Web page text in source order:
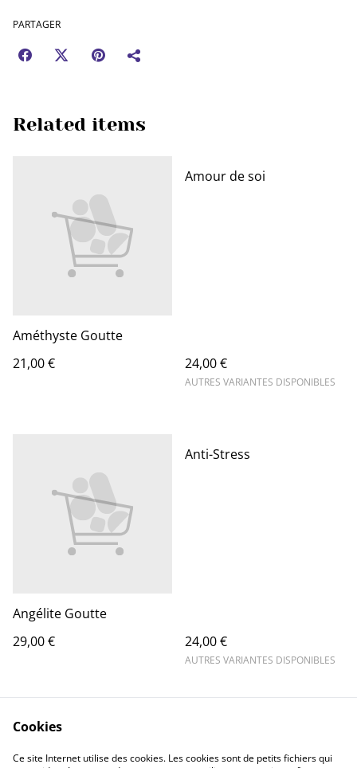
PARTAGER
Related items
Améthyste Goutte
21,00 €
Amour de soi
24,00 €
AUTRES VARIANTES DISPONIBLES
Angélite Goutte
29,00 €
Anti-Stress
24,00 €
AUTRES VARIANTES DISPONIBLES
Cookies
Ce site Internet utilise des cookies. Les cookies sont de petits fichiers qui